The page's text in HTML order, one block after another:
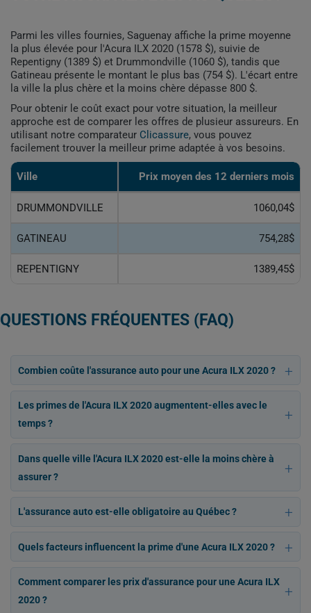
Parmi les villes fournies, Saguenay affiche la prime moyenne
la plus élevée pour l'Acura ILX 2020 (1578 $), suivie de
Repentigny (1389 $) et Drummondville (1060 $), tandis que
Gatineau présente le montant le plus bas (754 $). L'écart entre
la ville la plus chère et la moins chère dépasse 800 $.
Pour obtenir le coût exact pour votre situation, la meilleur
approche est de comparer les offres de plusieur assureurs. En
utilisant notre comparateur Clicassure, vous pouvez
facilement trouver la meilleur prime adaptée à vos besoins.
Ville Prix ​​moyen des 12 derniers mois
DRUMMONDVILLE 1060,04$
GATINEAU 754,28$
REPENTIGNY 1389,45$
QUESTIONS FRÉQUENTES (FAQ)
Combien coûte l'assurance auto pour une Acura ILX 2020 ?
Les primes de l'Acura ILX 2020 augmentent-elles avec le
temps ?
Dans quelle ville l'Acura ILX 2020 est-elle la moins chère à
assurer ?
L'assurance auto est-elle obligatoire au Québec ?
Quels facteurs influencent la prime d'une Acura ILX 2020 ?
Comment comparer les prix d'assurance pour une Acura ILX
2020 ?